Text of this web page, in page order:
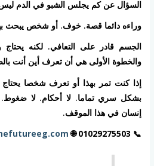
السؤال عن كم يجلس الشبو في الدم
وراءه دائما قصة. خوف. أو شخص يبحث
الجسم قادر على التعافي. لكنه يحتاج
والخطوة الأولى هي أن تعرف أين أنت
إذا كنت تمر بهذا أو تعرف شخصا
بشكل سري تماما. لا أحكام. لا ضغوط.
إنسان في هذا الموقف.
📞 01029275503
🌐